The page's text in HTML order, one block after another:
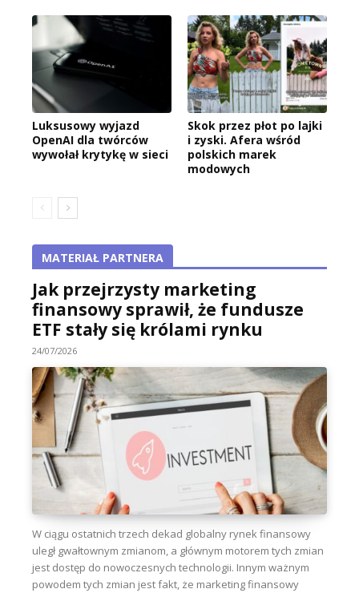
Luksusowy wyjazd
OpenAI dla twórców
wywołał krytykę w sieci
Skok przez płot po lajki
i zyski. Afera wśród
polskich marek
modowych
MATERIAŁ PARTNERA
Jak przejrzysty marketing
finansowy sprawił, że fundusze
ETF stały się królami rynku
24/07/2026
W ciągu ostatnich trzech dekad globalny rynek finansowy
uległ gwałtownym zmianom, a głównym motorem tych zmian
jest dostęp do nowoczesnych technologii. Innym ważnym
powodem tych zmian jest fakt, że marketing finansowy